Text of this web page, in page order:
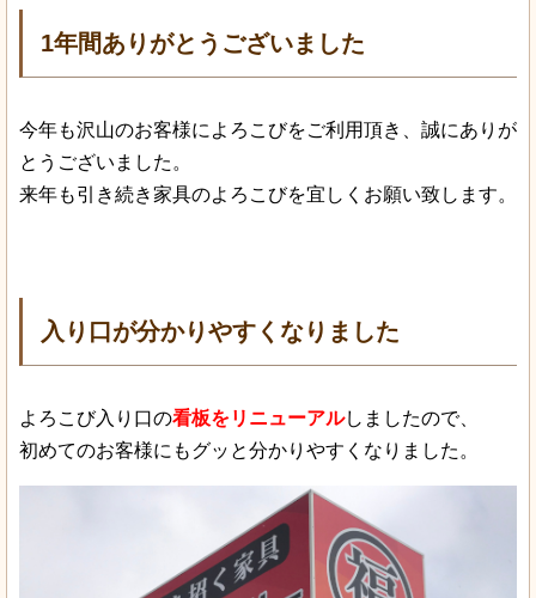
1年間ありがとうございました
今年も沢山のお客様によろこびをご利用頂き、誠にありが
とうございました。
来年も引き続き家具のよろこびを宜しくお願い致します。
入り口が分かりやすくなりました
よろこび入り口の看板をリニューアルしましたので、
初めてのお客様にもグッと分かりやすくなりました。